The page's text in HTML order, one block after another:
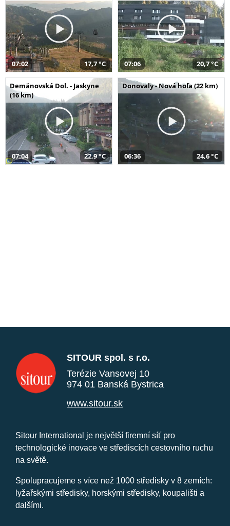
07:02 17,7 °C 07:06 20,7 °C
Demänovská Dol. - Jaskyne
(16 km)
07:04 22,9 °C
Donovaly - Nová hoľa (22 km)
06:36 24,6 °C
SITOUR spol. s r.o.
Terézie Vansovej 10
974 01 Banská Bystrica
www.sitour.sk
Sitour International je největší firemní síť pro
technologické inovace ve střediscích cestovního ruchu
na světě.
Spolupracujeme s více než 1000 středisky v 8 zemích:
lyžařskými středisky, horskými středisky, koupališti a
dalšími.